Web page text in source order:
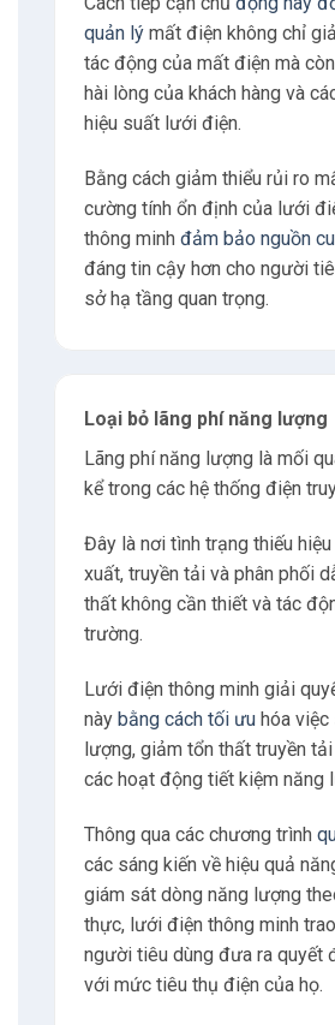
quản lýmất điện không chỉ
tác động của mất điện mà
hài lòng của khách hàng và
hiệu suất lưới điện.
Bằng cách giảm thiểu rủi ro
cường tính ổn định của lưới
thông minh đảm bảo nguồn
đáng tin cậy hơn cho người
sở hạ tầng quan trọng.
Loại bỏ lãng phí năng lượng
Lãng phí năng lượng là mối
kể trong các hệ thống điện
Đây là nơi tình trạng thiếu
xuất, truyền tải và phân phối
thất không cần thiết và tác
trường.
Lưới điện thông minh giải
này bằng cách tối ưuhóa việc
lượng, giảm tổn thất truyền
các hoạt động tiết kiệm năng
Thông qua các chương trình
các sáng kiến về hiệu quả
giám sát dòng năng lượng
thực, lưới điện thông minh
người tiêu dùng đưa ra quyết
với mức tiêu thụ điện của họ.